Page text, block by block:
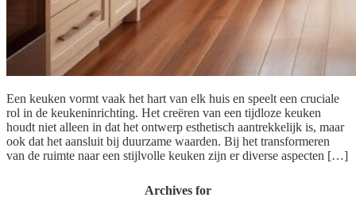
Een keuken vormt vaak het hart van elk huis en speelt een cruciale
rol in de keukeninrichting. Het creëren van een tijdloze keuken
houdt niet alleen in dat het ontwerp esthetisch aantrekkelijk is, maar
ook dat het aansluit bij duurzame waarden. Bij het transformeren
van de ruimte naar een stijlvolle keuken zijn er diverse aspecten […]
Archives for